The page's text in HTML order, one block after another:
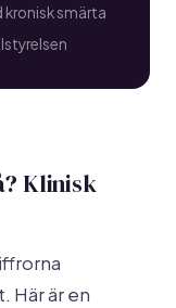
smärta
Klinisk
Här är en